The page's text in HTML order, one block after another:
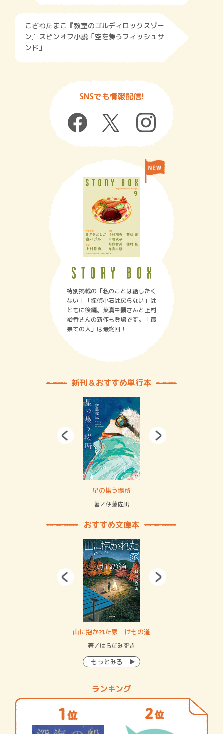
こざわたまこ『教室のゴルディロックスゾー
ン』スピンオフ小説「空を舞うフィッシュサ
ンド」
SNSでも情報配信!
特別掲載の「私のことは話したく
ない」「探偵小石は戻らない」は
ともに後編。葉真中顕さんと上村
裕香さんの新作も登場です。「最
果ての人」は最終回！
新刊＆おすすめ単行本
星の集う場所
著／伊藤佐凪
おすすめ文庫本
山に抱かれた家 けもの道
著／はらだみずき
もっとみる
ランキング